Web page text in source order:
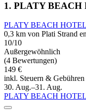
1. PLATY BEACH
PLATY BEACH HOTEL
0,3 km von Plati Strand
10/10
Außergewöhnlich
(4 Bewertungen)
149 €
inkl. Steuern & Gebühren
30. Aug.–31. Aug.
PLATY BEACH HOTEL